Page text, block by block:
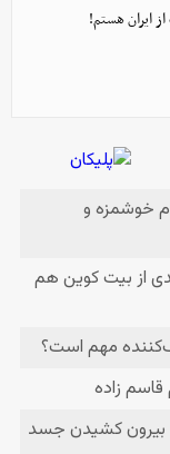
ایران هستم!